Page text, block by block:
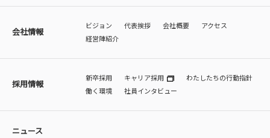
会社情報
ビジョン 代表挨拶 会社概要
アクセス
経営陣紹介
採用情報
新卒採用 キャリア採用
わたしたちの行動指針
働く環境
社員インタビュー
ニュース